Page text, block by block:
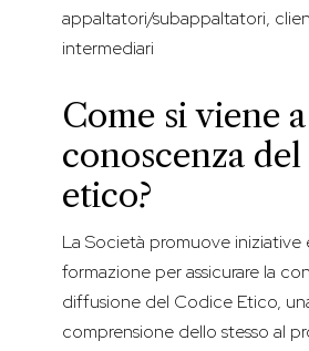
appaltatori/subappaltatori,
intermediari
Come si viene a
conoscenza
etico?
La Società promuove iniziative
formazione per assicurare la
diffusione del Codice Etico,
comprensione dello stesso al